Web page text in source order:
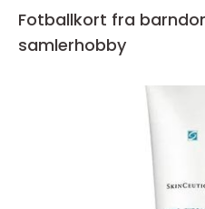
Fotballkort fra barndomsminner til moderne
samlerhobby